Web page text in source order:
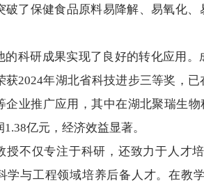
破了保健食品原料易降解、易氧化
的科研成果实现了良好的转化应用
获2024年湖北省科技进步三等奖，
企业推广应用，其中在湖北聚瑞生
亿元，经济效益显著。
授不仅专注于科研，还致力于人才
学与工程领域培养后备人才。在教